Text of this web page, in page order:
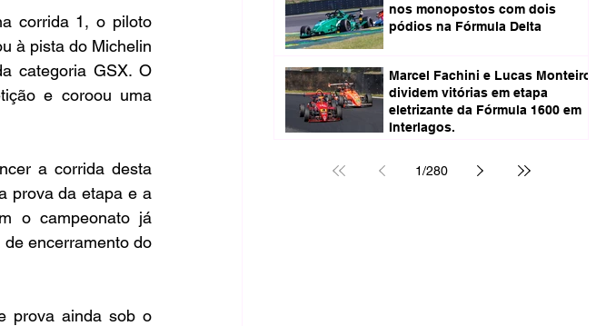
corrida 1, o piloto
à pista do Michelin
categoria GSX. O
e coroou uma
a corrida desta
prova da etapa e a
o campeonato já
encerramento do
prova ainda sob o
nos monopostos com dois
pódios na Fórmula Delta
Marcel Fachini e Lucas Monteiro
dividem vitórias em etapa
eletrizante da Fórmula 1600 em
Interlagos.
1/280